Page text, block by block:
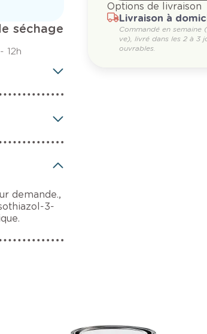
séchage
12h
demande.,
3-
Options de livraison
Livraison à
Commandé en semaine
ve), livré dans les 2 à 3
ouvrables.